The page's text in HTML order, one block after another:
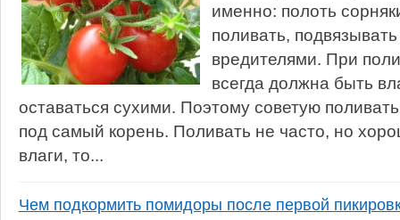
именно: полоть
поливать,
вредителями. При
всегда должна быть
оставаться сухими. Поэтому советую
под самый корень. Поливать не часто, но
влаги, то...
Чем подкормить помидоры после первой